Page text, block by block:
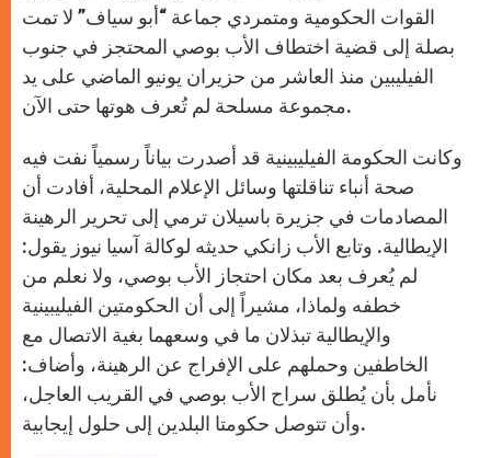
القوات الحكومية ومتمردي جماعة “أبو سياف” لا تمت
بصلة إلى قضية اختطاف الأب بوصي المحتجز في جنوب
الفيليبين منذ العاشر من حزيران يونيو الماضي على يد
مجموعة مسلحة لم تُعرف هوتها حتى الآن.
وكانت الحكومة الفيليبينية قد أصدرت بياناً رسمياً نفت فيه
صحة أنباء تناقلتها وسائل الإعلام المحلية، أفادت أن
المصادمات في جزيرة باسيلان ترمي إلى تحرير الرهينة
الإيطالية. وتابع الأب زانكي حديثه لوكالة آسيا نيوز يقول:
لم يُعرف بعد مكان احتجاز الأب بوصي، ولا نعلم من
خطفه ولماذا، مشيراً إلى أن الحكومتين الفيليبينية
والإيطالية تبذلان ما في وسعهما بغية الاتصال مع
الخاطفين وحملهم على الإفراج عن الرهينة، وأضاف:
نأمل بأن يُطلق سراح الأب بوصي في القريب العاجل،
وأن تتوصل حكومتا البلدين إلى حلول إيجابية.